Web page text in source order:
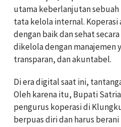
utama keberlanjutan
tata kelola internal. Koperasi
dengan baik dan sehat
dikelola dengan manajemen
transparan, dan akuntabel.
Di era digital saat ini,
Oleh karena itu, Bupati
pengurus koperasi di
berpuas diri dan harus berani